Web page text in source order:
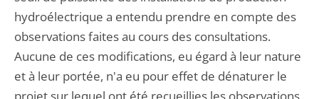
hydroélectrique a entendu prendre en compte des
observations faites au cours des consultations.
Aucune de ces modifications, eu égard à leur nature
et à leur portée, n'a eu pour effet de dénaturer le